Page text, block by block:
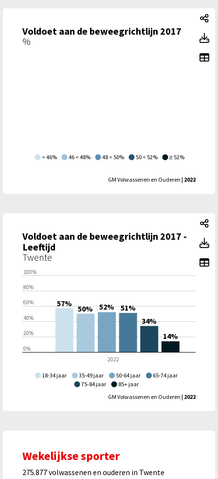
Voldoet aan de beweegrichtlijn 2017
%
< 46% 46 < 48% 48 < 50% 50 < 52% ≥ 52%
GM Volwassenen en Ouderen | 2022
Voldoet aan de beweegrichtlijn 2017 -
Leeftijd
Twente
18-34 jaar 35-49 jaar 50-64 jaar
65-74 jaar
75-84 jaar
85+ jaar
2022
0%
20%
40%
60%
80%
100%
57%
50% 52%
51%
34%
14%
GM Volwassenen en Ouderen | 2022
Wekelijkse sporter
275.877 volwassenen en ouderen in Twente